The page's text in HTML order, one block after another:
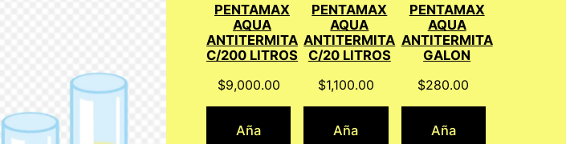
PENTAMAX
AQUA
ANTITERMITA
C/200 LITROS
$9,000.00
Aña
PENTAMAX
AQUA
ANTITERMITA
C/20 LITROS
$1,100.00
Aña
PENTAMAX
AQUA
ANTITERMITA
GALON
$280.00
Aña